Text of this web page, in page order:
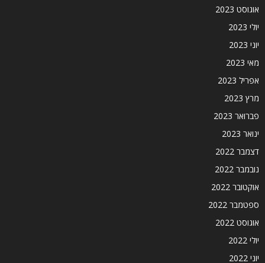
אוגוסט 2023
יולי 2023
יוני 2023
מאי 2023
אפריל 2023
מרץ 2023
פברואר 2023
ינואר 2023
דצמבר 2022
נובמבר 2022
אוקטובר 2022
ספטמבר 2022
אוגוסט 2022
יולי 2022
יוני 2022